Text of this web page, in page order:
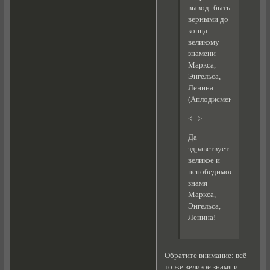
вывод: быть
верными до
конца
великому
знамени
Маркса,
Энгельса,
Ленина.
(Аплодисменты.)
<...>
Да
здравствует
великое и
непобедимое
знамя
Маркса,
Энгельса,
Ленина!
Обратите внимание: всё
то же великое знамя и